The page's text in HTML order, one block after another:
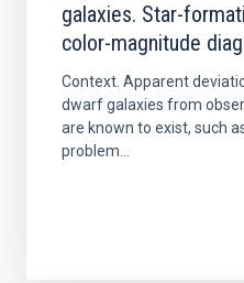
galaxies. Star-
color-magnitude
Context. Apparent
dwarf galaxies from
are known to exist, such
problem...